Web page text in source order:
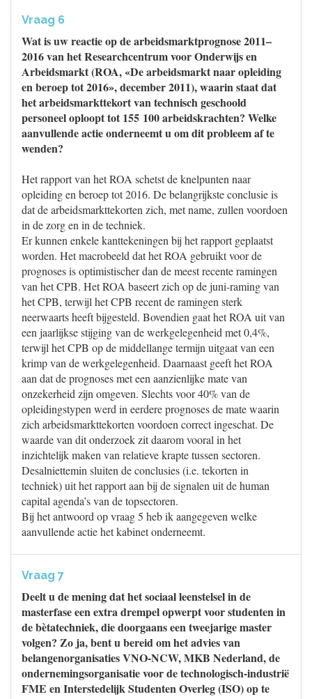
Vraag 6
Wat is uw reactie op de arbeidsmarktprognose 2011–
2016 van het Researchcentrum voor Onderwijs en
Arbeidsmarkt (ROA, «De arbeidsmarkt naar opleiding
en beroep tot 2016», december 2011), waarin staat dat
het arbeidsmarkttekort van technisch geschoold
personeel oploopt tot 155 100 arbeidskrachten? Welke
aanvullende actie onderneemt u om dit probleem af te
wenden?
Het rapport van het ROA schetst de knelpunten naar
opleiding en beroep tot 2016. De belangrijkste conclusie is
dat de arbeidsmarkttekorten zich, met name, zullen voordoen
in de zorg en in de techniek.
Er kunnen enkele kanttekeningen bij het rapport geplaatst
worden. Het macrobeeld dat het ROA gebruikt voor de
prognoses is optimistischer dan de meest recente ramingen
van het CPB. Het ROA baseert zich op de juni-raming van
het CPB, terwijl het CPB recent de ramingen sterk
neerwaarts heeft bijgesteld. Bovendien gaat het ROA uit van
een jaarlijkse stijging van de werkgelegenheid met 0,4%,
terwijl het CPB op de middellange termijn uitgaat van een
krimp van de werkgelegenheid. Daarnaast geeft het ROA
aan dat de prognoses met een aanzienlijke mate van
onzekerheid zijn omgeven. Slechts voor 40% van de
opleidingstypen werd in eerdere prognoses de mate waarin
zich arbeidsmarkttekorten voordoen correct ingeschat. De
waarde van dit onderzoek zit daarom vooral in het
inzichtelijk maken van relatieve krapte tussen sectoren.
Desalniettemin sluiten de conclusies (i.e. tekorten in
techniek) uit het rapport aan bij de signalen uit de human
capital agenda’s van de topsectoren.
Bij het antwoord op vraag 5 heb ik aangegeven welke
aanvullende actie het kabinet onderneemt.
Vraag 7
Deelt u de mening dat het sociaal leenstelsel in de
masterfase een extra drempel opwerpt voor studenten in
de bètatechniek, die doorgaans een tweejarige master
volgen? Zo ja, bent u bereid om het advies van
belangenorganisaties VNO-NCW, MKB Nederland, de
ondernemingsorganisatie voor de technologisch-industrië
FME en Interstedelijk Studenten Overleg (ISO) op te